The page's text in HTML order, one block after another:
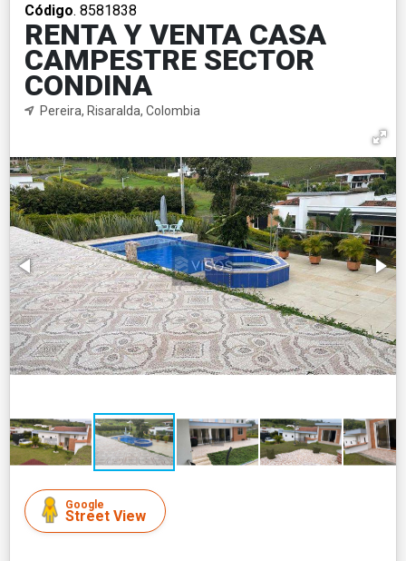
Código. 8581838
RENTA Y VENTA CASA
CAMPESTRE SECTOR
CONDINA
Pereira, Risaralda, Colombia
Google
Street View